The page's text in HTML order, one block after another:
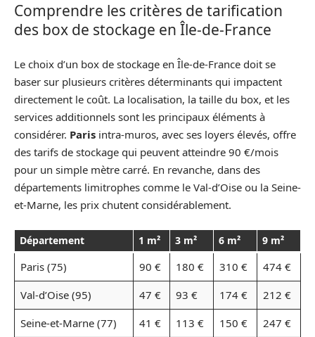
Comprendre les critères de tarification
des box de stockage en Île-de-France
Le choix d’un box de stockage en Île-de-France doit se
baser sur plusieurs critères déterminants qui impactent
directement le coût. La localisation, la taille du box, et les
services additionnels sont les principaux éléments à
considérer. Paris intra-muros, avec ses loyers élevés, offre
des tarifs de stockage qui peuvent atteindre 90 €/mois
pour un simple mètre carré. En revanche, dans des
départements limitrophes comme le Val-d’Oise ou la Seine-
et-Marne, les prix chutent considérablement.
Département 1 m² 3 m² 6 m² 9 m²
Paris (75) 90 € 180 € 310 €
474 €
Val-d’Oise (95)
47 € 93 € 174 €
212 €
Seine-et-Marne (77)
41 € 113 € 150 € 247 €